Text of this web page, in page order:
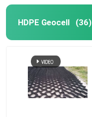
HDPE Geocell (36)